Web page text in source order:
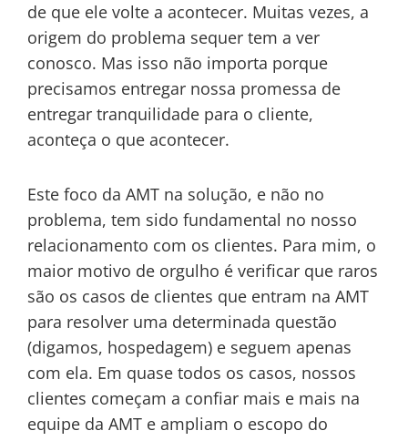
de que ele volte a acontecer. Muitas vezes, a
origem do problema sequer tem a ver
conosco. Mas isso não importa porque
precisamos entregar nossa promessa de
entregar tranquilidade para o cliente,
aconteça o que acontecer.
Este foco da AMT na solução, e não no
problema, tem sido fundamental no nosso
relacionamento com os clientes. Para mim, o
maior motivo de orgulho é verificar que raros
são os casos de clientes que entram na AMT
para resolver uma determinada questão
(digamos, hospedagem) e seguem apenas
com ela. Em quase todos os casos, nossos
clientes começam a confiar mais e mais na
equipe da AMT e ampliam o escopo do